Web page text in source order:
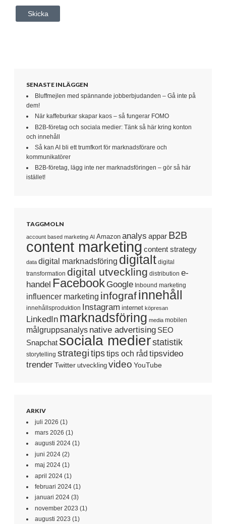
SENASTE INLÄGGEN
Bluffmejlen med spännande jobberbjudanden – Gå inte på
dem!
När kaffeburkar skapar kaos – så fungerar FOMO
B2B-företag och sociala medier: Tänk så här kring konton
och innehåll
Så kan AI bli ett trumfkort för marknadsförare och
kommunikatörer
B2B-företag, lägg inte ner marknadsföringen – gör så här
istället!
TAGGMOLN
account based marketing AI Amazon analys appar B2B
content marketing content strategy
data digital marknadsföring digitalt digital
transformation digital utveckling distribution e-
handel Facebook Google Inbound marketing
influencer marketing infografinnehåll
innehållsproduktion Instagram internet köpresan
LinkedIn marknadsföring media mobilen
målgruppsanalys native advertising SEO
Snapchat sociala medierstatistik
storytelling strategi tipstips och råd tipsvideo
trenderTwitter utveckling video YouTube
ARKIV
juli 2026 (1)
mars 2026 (1)
augusti 2024 (1)
juni 2024 (2)
maj 2024 (1)
april 2024 (1)
februari 2024 (1)
januari 2024 (3)
november 2023 (1)
augusti 2023 (1)